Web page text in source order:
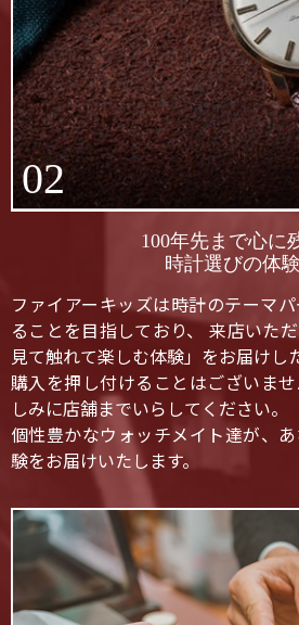
02
100年先まで心に
時計選びの体験
ファイアーキッズは時計のテーマ
ることを目指しており、 来店いた
見て触れて楽しむ体験」をお届けし
購入を押し付けることはございま
しみに店舗までいらしてください。
個性豊かなウォッチメイト達が、
験をお届けいたします。